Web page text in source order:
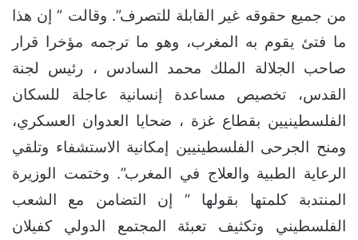
من جميع حقوقه غير القابلة للتصرف”. وقالت ” إن هذا
ما فتئ يقوم به المغرب، وهو ما ترجمه مؤخرا قرار
صاحب الجلالة الملك محمد السادس ، رئيس لجنة
القدس، تخصيص مساعدة إنسانية عاجلة للسكان
الفلسطينيين بقطاع غزة ، ضحايا العدوان العسكري،
ومنح الجرحى الفلسطينيين إمكانية الاستشفاء وتلقي
الرعاية الطبية والعلاج في المغرب”. وختمت الوزيرة
المنتدبة كلمتها بقولها ” إن التضامن مع الشعب
الفلسطيني وتكثيف تعبئة المجتمع الدولي كفيلان